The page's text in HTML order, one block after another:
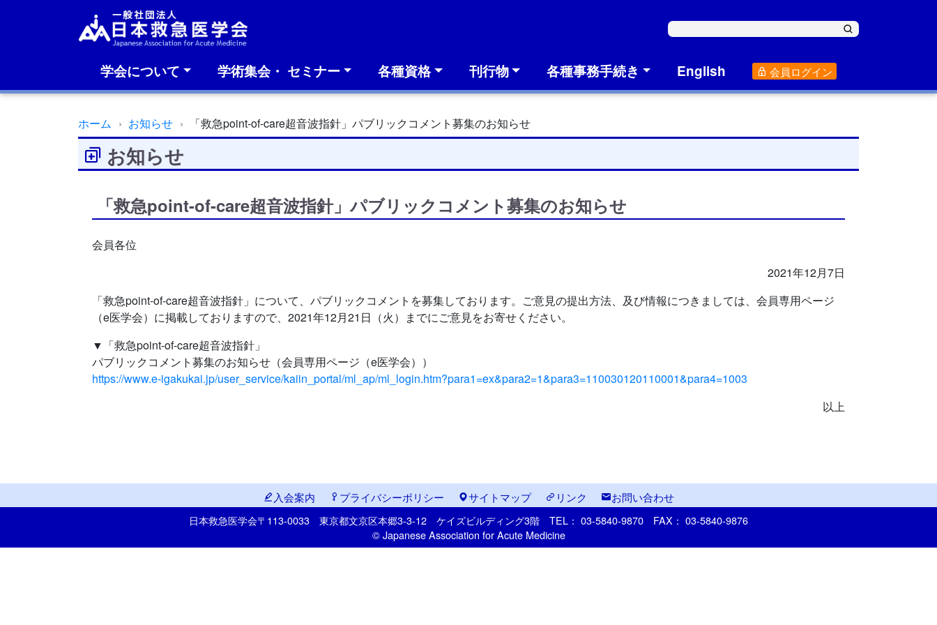
学会について 学術集会・ セミナー 各種資格 刊行物 各種事務手続き English 会員ログイン
ホーム お知らせ 「救急point-of-care超音波指針」パブリックコメント募集のお知らせ
お知らせ
「救急point-of-care超音波指針」パブリックコメント募集のお知らせ
会員各位
2021年12月7日
「救急point-of-care超音波指針」について、パブリックコメントを募集しております。ご意見の提出方法、及び情報につきましては、会員専用ページ
（e医学会）に掲載しておりますので、2021年12月21日（火）までにご意見をお寄せください。
▼「救急point-of-care超音波指針」
パブリックコメント募集のお知らせ（会員専用ページ（e医学会））
https://www.e-igakukai.jp/user_service/kaiin_portal/ml_ap/ml_login.htm?para1=ex&para2=1&para3=110030120110001&para4=1003
以上
入会案内 プライバシーポリシー サイトマップ リンク お問い合わせ
日本救急医学会〒113-0033 東京都文京区本郷3-3-12 ケイズビルディング3階 TEL： 03-5840-9870 FAX： 03-5840-9876
© Japanese Association for Acute Medicine